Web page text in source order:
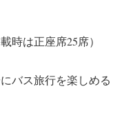
時は正座席25席）
バス旅行を楽しめる